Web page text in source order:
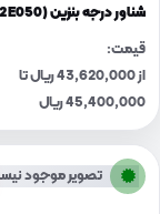
شناور درجه بنزین (944602E050)
قیمت:
از 43,620,000 ریال تا
45,400,000 ریال
تصویر موجود